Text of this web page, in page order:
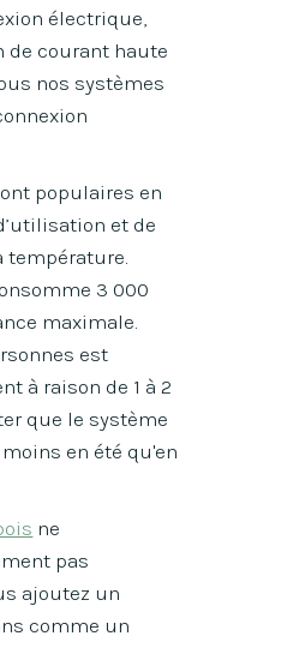
électrique,
de courant haute
nos systèmes
populaires en
et de
température.
3 000
maximale.
est
à raison de 1 à 2
que le système
en été qu'en
ne
pas
ajoutez un
comme un